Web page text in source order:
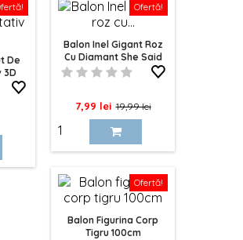
De
3D
Ofertă!
Balon Inel Gigant Roz
Cu Diamant She Said
Yes 72cm - Petrecerea
Pret
7,99 lei Pret
de
baza
19,99 lei
Ofertă!
Balon Figurina Corp
Tigru 100cm